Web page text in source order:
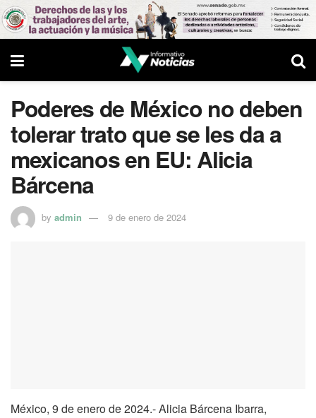
Poderes de México no deben
tolerar trato que se les da a
mexicanos en EU: Alicia
Bárcena
by admin 9 de enero de 2024
México, 9 de enero de 2024.- Alicia Bárcena Ibarra,